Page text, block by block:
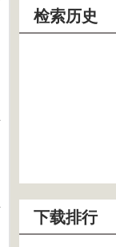
检索历史
下载排行